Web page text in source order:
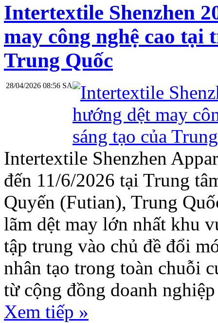
Intertextile Shenzhen
may công nghệ cao tại
Trung Quốc
28/04/2026 08:56 SA
Intertextile Shenzhen
đến 11/6/2026 tại Trung
Quyến (Futian), Trung
lãm dệt may lớn nhất khu
tập trung vào chủ đề đổi
nhân tạo trong toàn chuỗi
từ cộng đồng doanh
Xem tiếp »